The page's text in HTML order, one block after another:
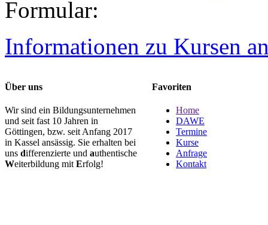
Formular:
Informationen zu Kursen
Über uns
Wir sind ein Bildungsunternehmen
und seit fast 10 Jahren in
Göttingen, bzw. seit Anfang 2017
in Kassel ansässig. Sie erhalten bei
unsdifferenzierte undauthentische
Weiterbildung mitErfolg!
Favoriten
Home
DAWE
Termine
Kurse
Anfrage
Kontakt